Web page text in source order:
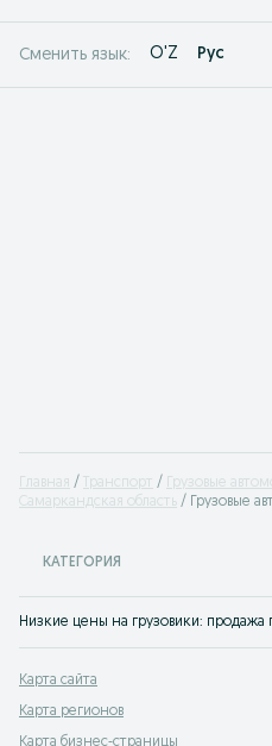
Сменить язык: O'Z Рус
Главная Транспорт Грузовые
Самаркандская область
Грузовые
КАТЕГОРИЯ
Карта сайта
Карта регионов
Карта бизнес-страницы